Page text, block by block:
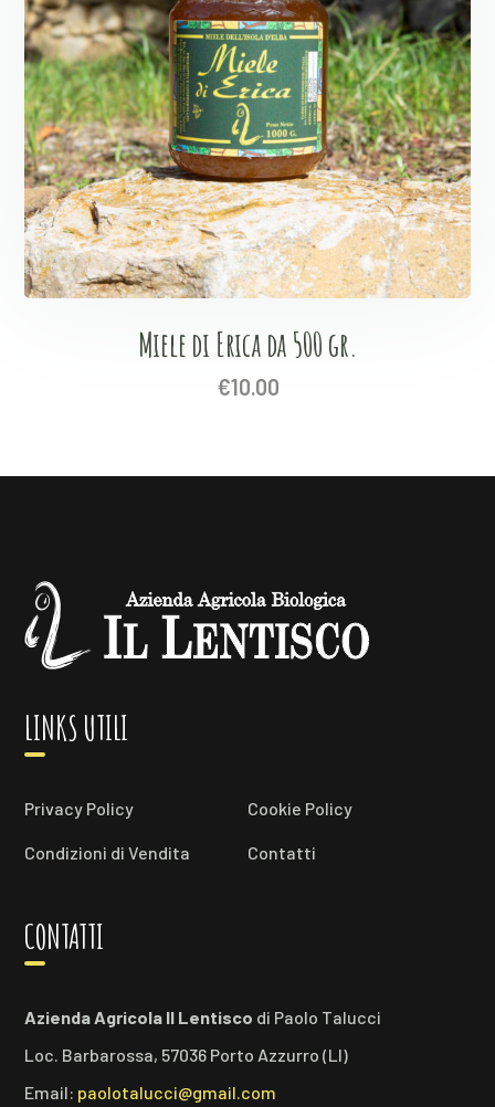
Miele di Erica da 500 gr.
€10.00
LINKS UTILI
Privacy Policy Cookie Policy
Condizioni di Vendita Contatti
CONTATTI
Azienda Agricola Il Lentisco di Paolo Talucci
Loc. Barbarossa, 57036 Porto Azzurro (LI)
Email: paolotalucci@gmail.com